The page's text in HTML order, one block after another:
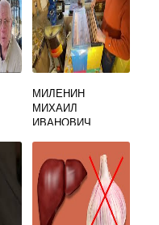
МИЛЕНИН
МИХАИЛ
ИВАНОВИЧ